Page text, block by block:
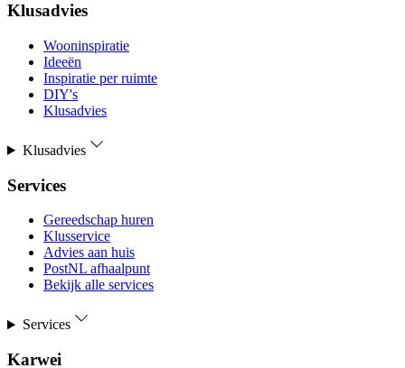
Klusadvies
Wooninspiratie
Ideeën
Inspiratie per ruimte
DIY's
Klusadvies
Klusadvies
Services
Gereedschap huren
Klusservice
Advies aan huis
PostNL afhaalpunt
Bekijk alle services
Services
Karwei